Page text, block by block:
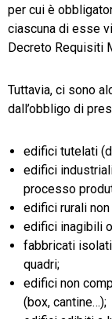
per cui è
ciascuna di esse
Decreto Requisiti
Tuttavia, ci sono
dall’obbligo di
edifici tutelati
edifici
processo
edifici rurali
edifici inagibili
fabbricati
quadri;
edifici non
(box, cantine…);